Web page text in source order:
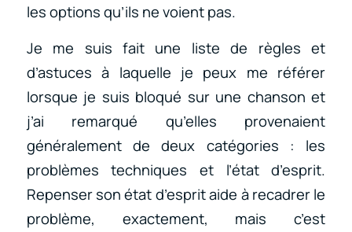
les options qu’ils ne voient pas.
Je me suis fait une liste de règles et
d’astuces à laquelle je peux me référer
lorsque je suis bloqué sur une chanson et
j’ai remarqué qu’elles provenaient
généralement de deux catégories : les
problèmes techniques et l’état d’esprit.
Repenser son état d’esprit aide à recadrer le
problème, exactement, mais c’est